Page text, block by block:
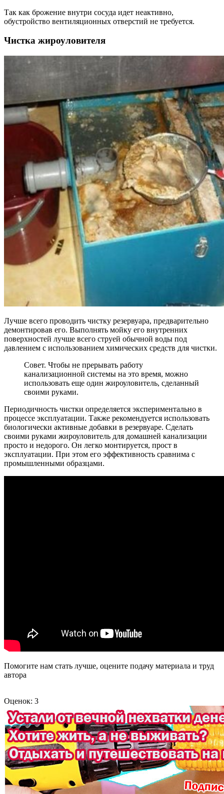
Так как брожение внутри сосуда идет неактивно,
обустройство вентиляционных отверстий не требуется.
Чистка жироуловителя
Лучше всего проводить чистку резервуара, предварительно
демонтировав его. Выполнять мойку его внутренних
поверхностей лучше всего струей обычной воды под
давлением с использованием химических средств для чистки.
Совет. Чтобы не прерывать работу
канализационной системы на это время, можно
использовать еще один жироуловитель, сделанный
своими руками.
Периодичность чистки определяется экспериментально в
процессе эксплуатации. Также рекомендуется использовать
биологически активные добавки в резервуаре. Сделать
своими руками жироуловитель для домашней канализации
просто и недорого. Он легко монтируется, прост в
эксплуатации. При этом его эффективность сравнима с
промышленными образцами.
Помогите нам стать лучше, оцените подачу материала и труд
автора
Оценок: 3